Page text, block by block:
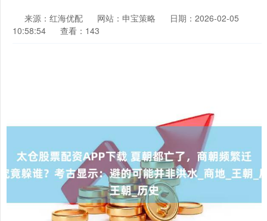
来源：红海优配 网站：申宝策略
日期：2026-02-05
10:58:54
查看：143